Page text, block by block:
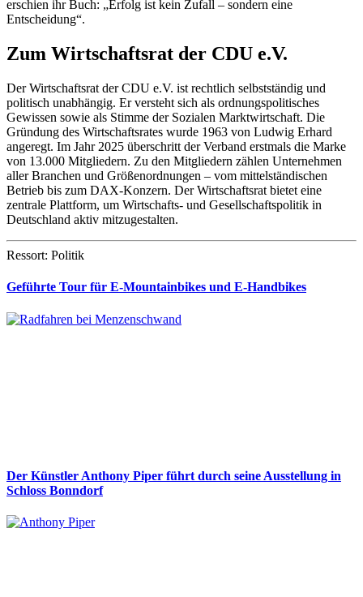
erschien ihr Buch: „Erfolg ist kein Zufall – sondern eine
Entscheidung“.
Zum Wirtschaftsrat der CDU e.V.
Der Wirtschaftsrat der CDU e.V. ist rechtlich selbstständig und
politisch unabhängig. Er versteht sich als ordnungspolitisches
Gewissen sowie als Stimme der Sozialen Marktwirtschaft. Die
Gründung des Wirtschaftsrates wurde 1963 von Ludwig Erhard
angeregt. Im Jahr 2025 überschritt der Verband erstmals die Marke
von 13.000 Mitgliedern. Zu den Mitgliedern zählen Unternehmen
aller Branchen und Größenordnungen – vom mittelständischen
Betrieb bis zum DAX-Konzern. Der Wirtschaftsrat bietet eine
zentrale Plattform, um Wirtschafts- und Gesellschaftspolitik in
Deutschland aktiv mitzugestalten.
Ressort: Politik
Geführte Tour für E-Mountainbikes und E-Handbikes
Der Künstler Anthony Piper führt durch seine Ausstellung in
Schloss Bonndorf